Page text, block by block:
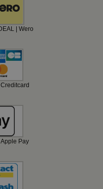
| Wero
Pay